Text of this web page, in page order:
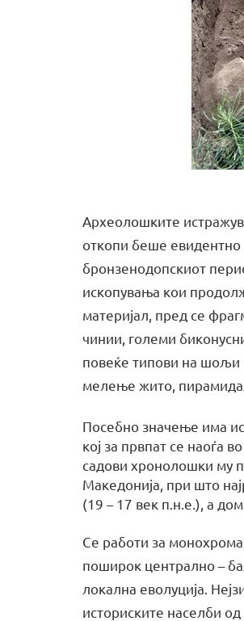
Археолошките
откопи беше евидентно
бронзенодопскиот
ископувања кои
материјал, пред се
чинии, големи
повеќе типови на шољи
мелење жито,
Посебно значење има
кој за првпат се наоѓа
садови хронолошки му
Македонија, при што
(19 – 17 век п.н.е.), а
Се работи за
поширок централно –
локална еволуција.
историските населби